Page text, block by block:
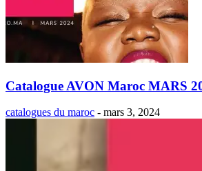
Catalogue AVON Maroc MARS
catalogues du maroc - mars 3, 2024